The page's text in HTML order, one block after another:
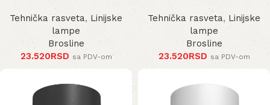
4000K 1200 mm 40 mm 1292
mm
Tehnička rasveta,Linijske
lampe
Brosline
23.520RSD sa PDV-om
4000K 1200 mm 40 mm 1290
mm
Tehnička rasveta, Linijske
lampe
Brosline
23.520RSD sa PDV-om